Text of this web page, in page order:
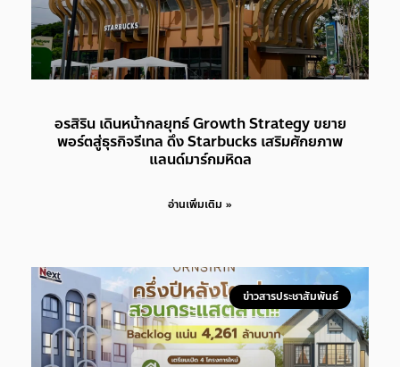
อรสิริน เดินหน้ากลยุทธ์ Growth Strategy ขยาย
พอร์ตสู่ธุรกิจรีเทล ดึง Starbucks เสริมศักยภาพ
แลนด์มาร์กมหิดล
อ่านเพิ่มเติม »
ข่าวสารประชาสัมพันธ์